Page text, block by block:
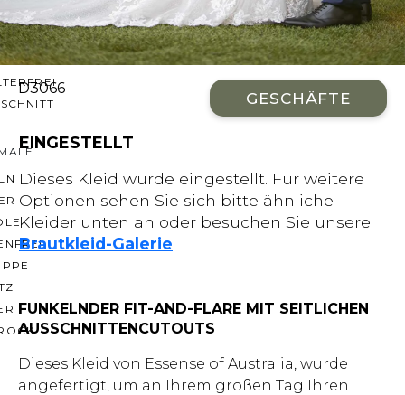
AUSSCHNITT
D3066
GESCHÄFTE
EINGESTELLT
Dieses Kleid wurde eingestellt. Für weitere
Optionen sehen Sie sich bitte ähnliche
Kleider unten an oder besuchen Sie unsere
Brautkleid-Galerie
FUNKELNDER FIT-AND-FLARE MIT SEITLICHEN
AUSSCHNITTENCUTOUTS
Dieses Kleid von Essense of Australia, wurde
angefertigt, um an Ihrem großen Tag Ihren